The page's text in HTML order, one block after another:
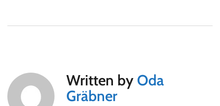
Written by Oda
Gräbner